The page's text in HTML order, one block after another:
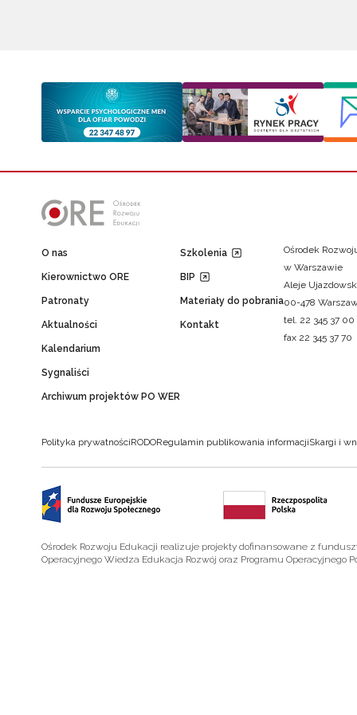
O nas
Kierownictwo ORE
Patronaty
Aktualności
Kalendarium
Sygnaliści
Archiwum projektów PO WER
Szkolenia
BIP
Materiały do pobrania
Kontakt
Ośrodek
w Warszawie
Aleje
00-478
tel. 22 345 37 00
fax 22 345 37 70
Polityka prywatnościRODORegulamin publikowania informacjiSkargi i
Ośrodek Rozwoju Edukacji realizuje projekty dofinansowane z
Operacyjnego Wiedza Edukacja Rozwój oraz Programu Operacyjnego